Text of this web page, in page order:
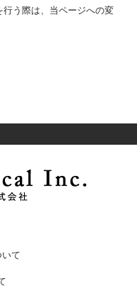
う際は、当ページへの変
いて